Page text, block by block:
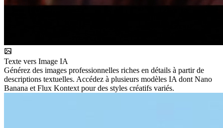
Texte vers Image IA
Générez des images professionnelles riches en détails à partir de
descriptions textuelles. Accédez à plusieurs modèles IA dont Nano
Banana et Flux Kontext pour des styles créatifs variés.